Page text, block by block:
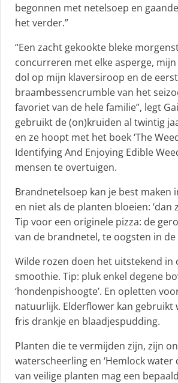
begonnen met netelsoep en
het verder.”
“Een zacht gekookte bleke
concurreren met elke asperge,
dol op mijn klaversiroop en de
braambessencrumble van het
favoriet van de hele familie”, legt
gebruikt de (on)kruiden al twintig
en ze hoopt met het boek ‘The
Identifying And Enjoying Edible
mensen te overtuigen.
Brandnetelsoep kan je best maken
en niet als de planten bloeien: ‘dan
Tip voor een originele pizza: de
van de brandnetel, te oogsten in
Wilde rozen doen het uitstekend in
smoothie. Tip: pluk enkel degene
‘hondenpishoogte’. En opletten
natuurlijk. Elderflower kan gebruikt
fris drankje en blaadjespudding.
Planten die te vermijden zijn, zijn
waterscheerling en ‘Hemlock water
van veilige planten mag een